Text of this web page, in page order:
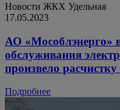
Новости ЖКХ Удельная
17.05.2023
АО «Мособлэнерго»
обслуживания
произвело
Подробнее